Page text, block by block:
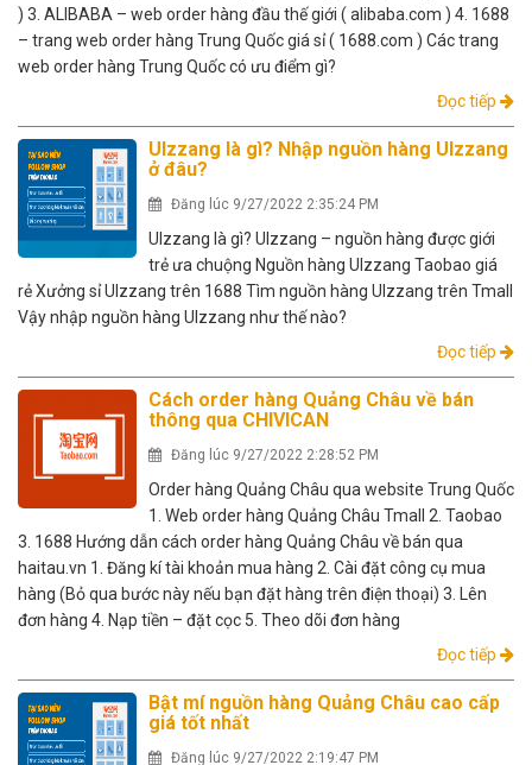
) 3. ALIBABA – web order hàng đầu thế giới ( alibaba.com ) 4. 1688
– trang web order hàng Trung Quốc giá sỉ ( 1688.com ) Các trang
web order hàng Trung Quốc có ưu điểm gì?
Đọc tiếp
Ulzzang là gì? Nhập nguồn hàng Ulzzang
ở đâu?
Đăng lúc 9/27/2022 2:35:24 PM
Ulzzang là gì? Ulzzang – nguồn hàng được giới
trẻ ưa chuộng Nguồn hàng Ulzzang Taobao giá
rẻ Xưởng sỉ Ulzzang trên 1688 Tìm nguồn hàng Ulzzang trên Tmall
Vậy nhập nguồn hàng Ulzzang như thế nào?
Đọc tiếp
Cách order hàng Quảng Châu về bán
thông qua CHIVICAN
Đăng lúc 9/27/2022 2:28:52 PM
Order hàng Quảng Châu qua website Trung Quốc
1. Web order hàng Quảng Châu Tmall 2. Taobao
3. 1688 Hướng dẫn cách order hàng Quảng Châu về bán qua
haitau.vn 1. Đăng kí tài khoản mua hàng 2. Cài đặt công cụ mua
hàng (Bỏ qua bước này nếu bạn đặt hàng trên điện thoại) 3. Lên
đơn hàng 4. Nạp tiền – đặt cọc 5. Theo dõi đơn hàng
Đọc tiếp
Bật mí nguồn hàng Quảng Châu cao cấp
giá tốt nhất
Đăng lúc 9/27/2022 2:19:47 PM